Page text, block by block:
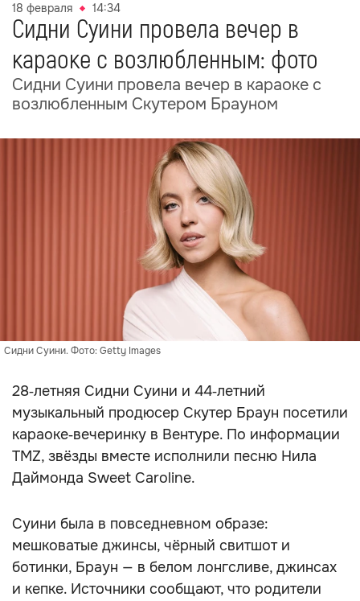
18 февраля 14:34
Сидни Суини провела вечер в
караоке с возлюбленным: фото
Сидни Суини провела вечер в караоке с
возлюбленным Скутером Брауном
Сидни Суини. Фото: Getty Images
28‑летняя Сидни Суини и 44‑летний
музыкальный продюсер Скутер Браун посетили
караоке‑вечеринку в Вентуре. По информации
TMZ, звёзды вместе исполнили песню Нила
Даймонда Sweet Caroline.
Суини была в повседневном образе:
мешковатые джинсы, чёрный свитшот и
ботинки, Браун — в белом лонгсливе, джинсах
и кепке. Источники сообщают, что родители